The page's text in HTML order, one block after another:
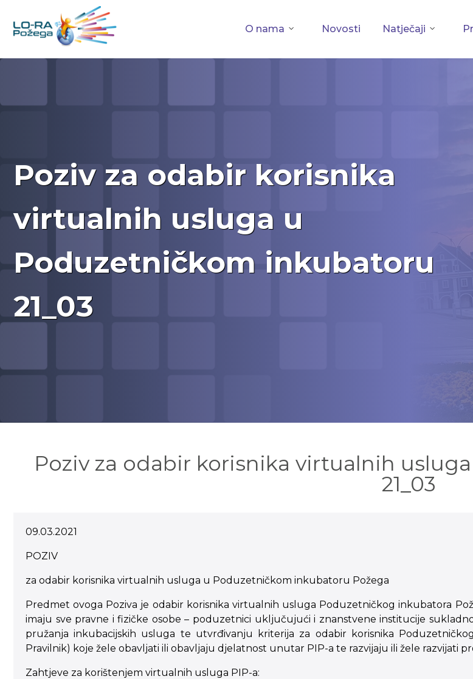
O nama Novosti Natječaji
Poziv za odabir korisnika
virtualnih usluga u
Poduzetničkom inkubatoru
21_03
Poziv za odabir korisnika virtualnih
21_03
09.03.2021
POZIV
za odabir korisnika virtualnih usluga u Poduzetničkom inkubatoru Požega
Predmet ovoga Poziva je odabir korisnika virtualnih usluga Poduzetničkog inkubatora
imaju sve pravne i fizičke osobe – poduzetnici uključujući i znanstvene institucije
pružanja inkubacijskih usluga te utvrđivanju kriterija za odabir korisnika
Pravilnik) koje žele obavljati ili obavljaju djelatnost unutar PIP-a te razvijaju ili žele razvijati
Zahtjeve za korištenjem virtualnih usluga PIP-a: